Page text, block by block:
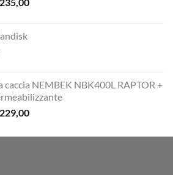
caccia NEMBEK NBK400L RAPTOR +
Il
attuale